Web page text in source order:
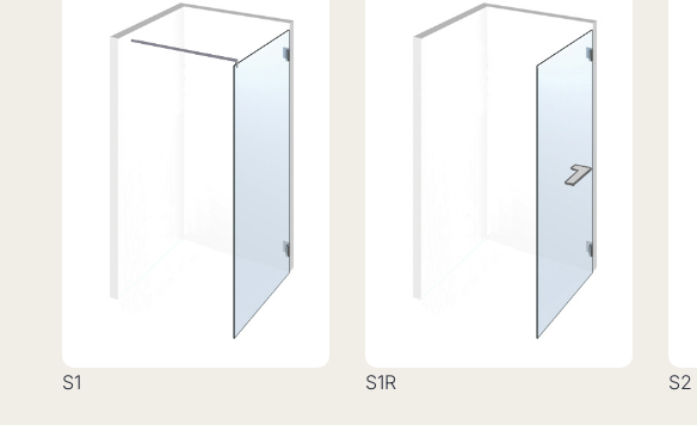
S1 S1R S2